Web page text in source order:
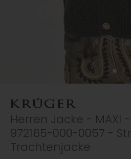
Herren Jacke - MAXI
972165-000-0057 -
Trachtenjacke